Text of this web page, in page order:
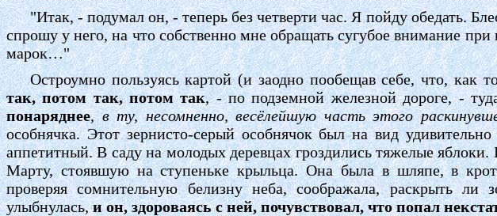
"Итак, - подумал он, - теперь без четверти час. Я пойду обедать.
спрошу у него, на что собственно мне обращать сугубое внимание
марок…"
Остроумно пользуясь картой (и заодно пообещав себе, что, как
так, потом так, потом так, - по подземной железной дороге, -
понаряднее, в ту, несомненно, весёлейшую часть этого
особнячка. Этот зернисто-серый особнячок был на вид
аппетитный. В саду на молодых деревцах гроздились тяжелые
Марту, стоявшую на ступеньке крыльца. Она была в шляпе, в
проверяя сомнительную белизну неба, соображала, раскрыть
улыбнулась,и он, здороваясь с ней, почувствовал, что попал